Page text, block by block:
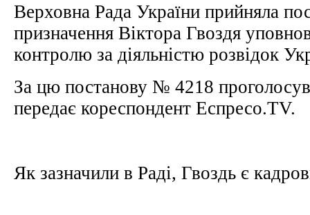
Верховна Рада України прийняла
призначення Віктора Гвоздя
контролю за діяльністю розвідок
За цю постанову № 4218
передає кореспондент Еспресо.TV.
Як зазначили в Раді, Гвоздь є